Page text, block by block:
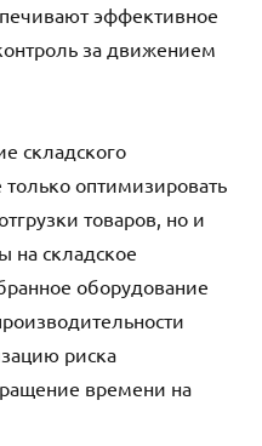
эффективное
за движением
складского
оптимизировать
товаров, но и
на складское
оборудование
риска
времени на